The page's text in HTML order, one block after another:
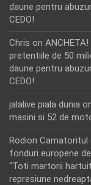
daune pentru
CEDO!
Chris on
pretentiile de 50
daune pentru
CEDO!
jalalive piala dunia
masini si 52 de
Rodion Camatoritul
fonduri europene
“Toti martorii
represiune